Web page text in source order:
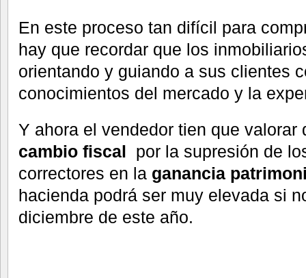
En este proceso tan difícil para
hay que recordar que los
orientando y guiando a sus clientes
conocimientos del mercado y la
Y ahora el vendedor tien que
cambio fiscal por la supresión de
correctores en la ganancia
hacienda podrá ser muy elevada si
diciembre de este año.